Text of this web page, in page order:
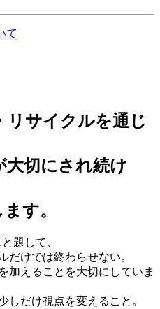
て
リサイクルを通じ
大切にされ続け
す。
題して、
だけでは終わらせない。
加えることを大切にしていま
しだけ視点を変えること。